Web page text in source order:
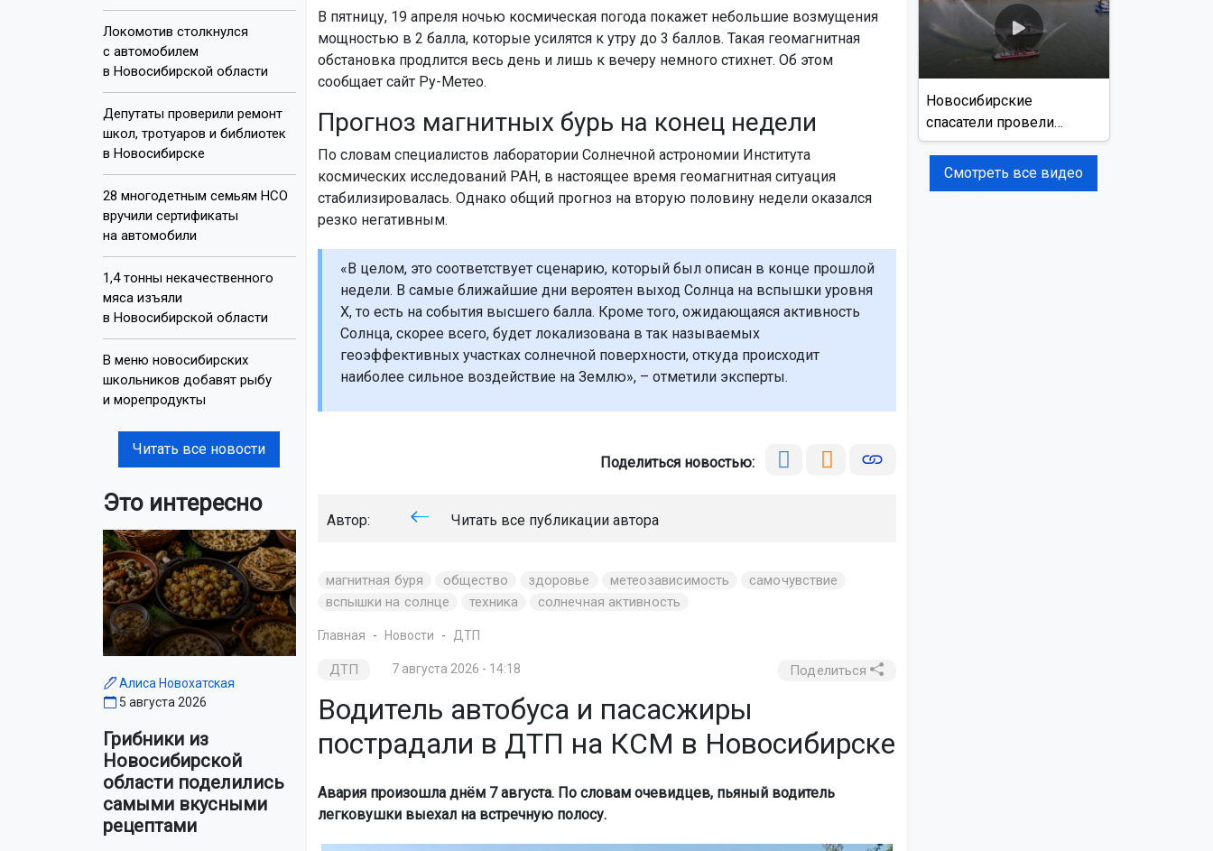
Локомотив столкнулся
с автомобилем
в Новосибирской области
Депутаты проверили ремонт
школ, тротуаров и библиотек
в Новосибирске
28 многодетным семьям НСО
вручили сертификаты
на автомобили
1,4 тонны некачественного
мяса изъяли
в Новосибирской области
В меню новосибирских
школьников добавят рыбу
и морепродукты
Читать все новости
Это интересно
Алиса Новохатская
5 августа 2026
Грибники из
Новосибирской
области поделились
самыми вкусными
рецептами
В пятницу, 19 апреля ночью космическая погода покажет небольшие возмущения
мощностью в 2 балла, которые усилятся к утру до 3 баллов. Такая геомагнитная
обстановка продлится весь день и лишь к вечеру немного стихнет. Об этом
сообщает сайт Ру-Метео.
Прогноз магнитных бурь на конец недели
По словам специалистов лаборатории Солнечной астрономии Института
космических исследований РАН, в настоящее время геомагнитная ситуация
стабилизировалась. Однако общий прогноз на вторую половину недели оказался
резко негативным.
«В целом, это соответствует сценарию, который был описан в конце прошлой
недели. В самые ближайшие дни вероятен выход Солнца на вспышки уровня
X, то есть на события высшего балла. Кроме того, ожидающаяся активность
Солнца, скорее всего, будет локализована в так называемых
геоэффективных участках солнечной поверхности, откуда происходит
наиболее сильное воздействие на Землю», – отметили эксперты.
Поделиться новостью:
Автор: Читать все публикации автора
магнитная буря общество здоровье метеозависимость
самочувствие
вспышки на солнце
техника солнечная активность
Главная Новости ДТП
ДТП 7 августа 2026 - 14:18 Поделиться
Водитель автобуса и пасасжиры
пострадали в ДТП на КСМ в Новосибирске
Авария произошла днём 7 августа. По словам очевидцев, пьяный водитель
легковушки выехал на встречную полосу.
Новосибирские
спасатели провели
учения на реке Обь
Смотреть все видео